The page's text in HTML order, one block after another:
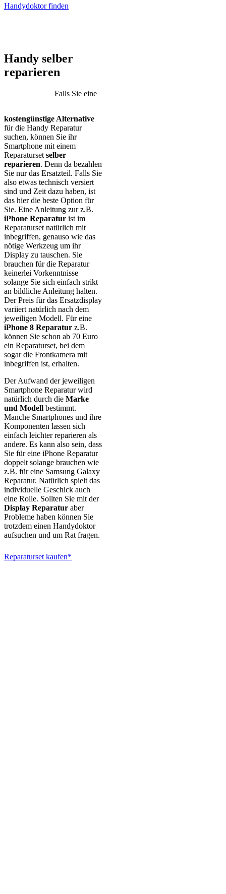
Handydoktor finden
Handy selber
reparieren
Falls Sie eine
kostengünstige Alternative
für die Handy Reparatur
suchen, können Sie ihr
Smartphone mit einem
Reparaturset selber
reparieren. Denn da bezahlen
Sie nur das Ersatzteil. Falls Sie
also etwas technisch versiert
sind und Zeit dazu haben, ist
das hier die beste Option für
Sie. Eine Anleitung zur z.B.
iPhone Reparatur ist im
Reparaturset natürlich mit
inbegriffen, genauso wie das
nötige Werkzeug um ihr
Display zu tauschen. Sie
brauchen für die Reparatur
keinerlei Vorkenntnisse
solange Sie sich einfach strikt
an bildliche Anleitung halten.
Der Preis für das Ersatzdisplay
variiert natürlich nach dem
jeweiligen Modell. Für eine
iPhone 8 Reparatur z.B.
können Sie schon ab 70 Euro
ein Reparaturset, bei dem
sogar die Frontkamera mit
inbegriffen ist, erhalten.
Der Aufwand der jeweiligen
Smartphone Reparatur wird
natürlich durch die Marke
und Modell bestimmt.
Manche Smartphones und ihre
Komponenten lassen sich
einfach leichter reparieren als
andere. Es kann also sein, dass
Sie für eine iPhone Reparatur
doppelt solange brauchen wie
z.B. für eine Samsung Galaxy
Reparatur. Natürlich spielt das
individuelle Geschick auch
eine Rolle. Sollten Sie mit der
Display Reparatur aber
Probleme haben können Sie
trotzdem einen Handydoktor
aufsuchen und um Rat fragen.
Reparaturset kaufen*